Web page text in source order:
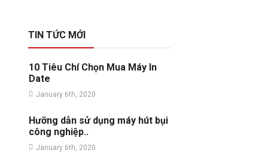
TIN TỨC MỚI
10 Tiêu Chí Chọn Mua Máy In
Date
January 6th, 2020
Hưỡng dẫn sử dụng máy hút bụi
công nghiệp..
January 6th, 2020